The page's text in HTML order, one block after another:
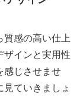
質感の高い仕上
ザインと実用性
感じさせませ
ていきましょ